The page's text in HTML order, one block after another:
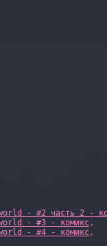
- #2 часть 2 -
- #3 - комикс,
- #4 - комикс,